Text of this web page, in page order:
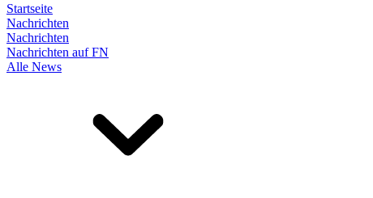
Startseite
Nachrichten
Nachrichten
Nachrichten auf FN
Alle News